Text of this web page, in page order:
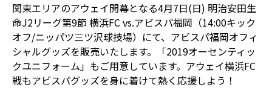
関東エリアのアウェイ開幕となる4月7日(日) 明治安田生
命J2リーグ第9節 横浜FC vs.アビスパ福岡（14:00キック
オフ/ニッパツ三ツ沢球技場）にて、アビスパ福岡オフィ
シャルグッズを販売いたします。「2019オーセンティッ
クユニフォーム」もご用意しています。アウェイ横浜FC
戦もアビスパグッズを身に着けて熱く応援しよう！